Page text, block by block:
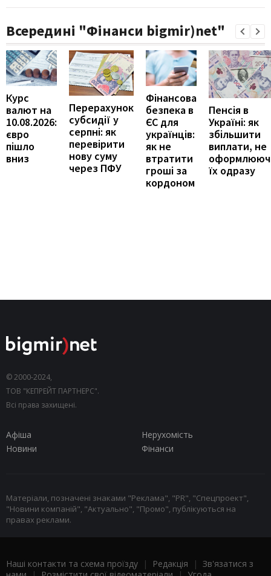
Всередині "Фінанси bigmir)net"
Курс
валют на
10.08.2026:
євро
пішло
вниз
Перерахунок
субсидії у
серпні: як
перевірити
нову суму
через ПФУ
Фінансова
безпека в
ЄС для
українців:
як не
втратити
гроші за
кордоном
Пенсія в
Україні: як
збільшити
виплати, не
їх одразу
© 2000-2024,
ТОВ "КЕПРЕЙТ ПАРТНЕРС".
Всі права захищені.
Афіша
Нерухомість
Новини
Фінанси
Матеріали, позначені знаками "Реклама", "PR", "Спецпроект",
"Новини компаній", "Актуально", "Промо", публікуються на
правах реклами.
Наші контакти та схема проїзду | Редакція | Зв'язатися з